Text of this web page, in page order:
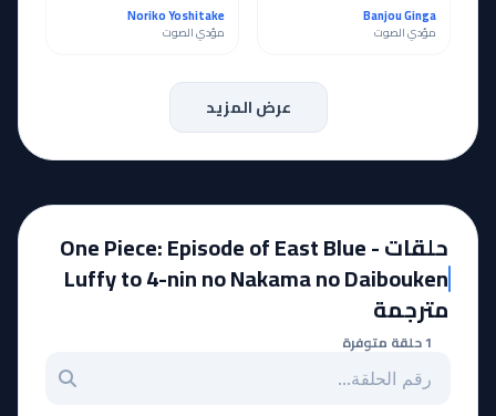
Banjou Ginga
مؤدي الصوت
Noriko Yoshitake
مؤدي الصوت
عرض المزيد
حلقات One Piece: Episode of East Blue -
Luffy to 4-nin no Nakama no Daibouken
مترجمة
1 حلقة متوفرة
بحث عن حلقة بالرقم